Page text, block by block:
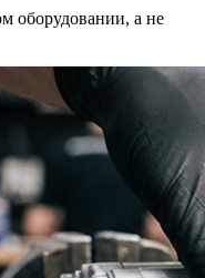
оборудовании, а не